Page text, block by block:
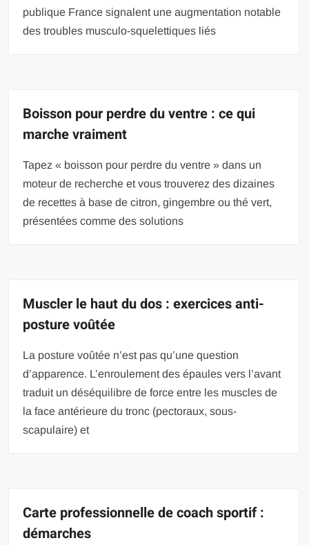
publique France signalent une augmentation notable
des troubles musculo-squelettiques liés
Boisson pour perdre du ventre : ce qui
marche vraiment
Tapez « boisson pour perdre du ventre » dans un
moteur de recherche et vous trouverez des dizaines
de recettes à base de citron, gingembre ou thé vert,
présentées comme des solutions
Muscler le haut du dos : exercices anti-
posture voûtée
La posture voûtée n’est pas qu’une question
d’apparence. L’enroulement des épaules vers l’avant
traduit un déséquilibre de force entre les muscles de
la face antérieure du tronc (pectoraux, sous-
scapulaire) et
Carte professionnelle de coach sportif :
démarches